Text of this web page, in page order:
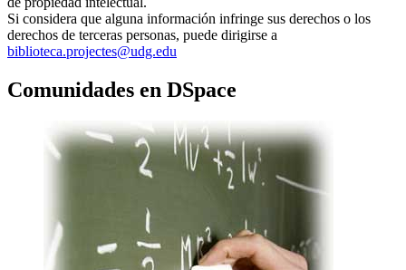
Si considera que alguna información infringe sus derechos o los
derechos de terceras personas, puede dirigirse a
biblioteca.projectes@udg.edu
Comunidades en DSpace